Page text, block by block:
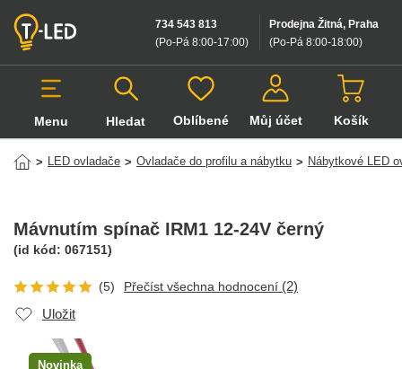
Prodejna Žitná, Praha
(Po-Pá 8:00-18:00)
734 543 813
(Po-Pá 8:00-17:00)
Menu Hledat
Hledat v produktech
Oblíbené Můj účet Košík
> LED ovladače > Ovladače do profilu a nábytku > Nábytkové LED
Novinka
Mávnutím spínač IRM1 12-24V černý
(id kód: 067151)
(5) Přečíst všechna hodnocení (2)
Uložit